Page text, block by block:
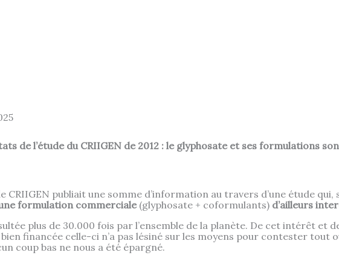
de l’étude du CRIIGEN de 2012 : le glyphosate et ses formulations
CRIIGEN publiait une somme d’information au travers d’une étude
formulation commerciale(glyphosate + coformulants) d’ailleurs
plus de 30.000 fois par l’ensemble de la planète. De cet intérêt et
financée celle-ci n’a pas lésiné sur les moyens pour contester tout
coup bas ne nous a été épargné.